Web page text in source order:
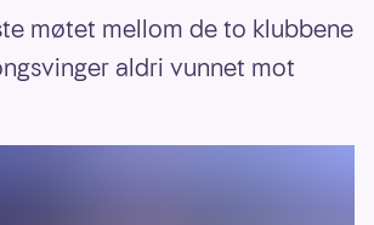
møtet mellom de to klubbene
aldri vunnet mot